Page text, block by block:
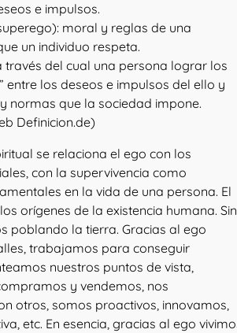
e impulsos.
moral y reglas de una
un individuo respeta.
través del cual una persona lograr los
entre los deseos e impulsos del ello y
normas que la sociedad impone.
Definicion.de)
se relaciona el ego con los
con la supervivencia como
en la vida de una persona. El
orígenes de la existencia humana. Sin
poblando la tierra. Gracias al ego
trabajamos para conseguir
nuestros puntos de vista,
y vendemos, nos
otros, somos proactivos, innovamos,
etc. En esencia, gracias al ego